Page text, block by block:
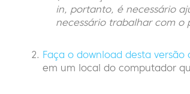
in, portanto, é necessário
necessário trabalhar com o
Faça o download desta versão
em um local do computador